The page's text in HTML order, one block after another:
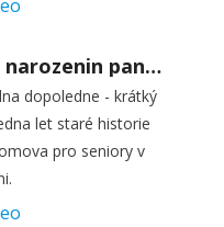
Oslava 101. narozenin paní Věry Skořepové
dopoledne - krátký
let staré historie
pro seniory v